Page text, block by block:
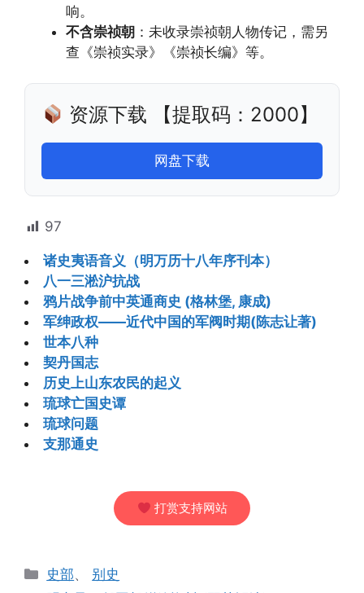
响。
不含崇祯朝 ：未收录崇祯朝人物传记，需另
查《崇祯实录》《崇祯长编》等。
资源下载 【提取码：2000】
网盘下载
97
诸史夷语音义（明万历十八年序刊本）
八一三淞沪抗战
鸦片战争前中英通商史 (格林堡, 康成)
军绅政权——近代中国的军阀时期(陈志让著)
世本八种
契丹国志
历史上山东农民的起义
琉球亡国史谭
琉球问题
支那通史
打赏支持网站
分
史部、 别史